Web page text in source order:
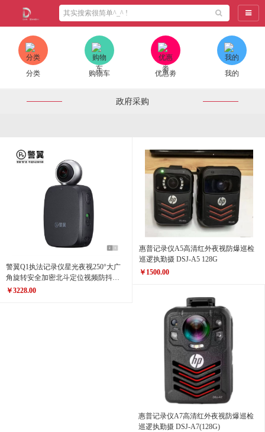
导航
分类 购物车 优惠劵 我的
政府采购
警翼Q1执法记录仪星光夜视250°大广
角旋转安全加密北斗定位视频防抖
32G
￥3228.00
惠普记录仪A5高清红外夜视防爆巡检
巡逻执勤摄 DSJ-A5 128G
￥1500.00
惠普记录仪A7高清红外夜视防爆巡检
巡逻执勤摄 DSJ-A7(128G)